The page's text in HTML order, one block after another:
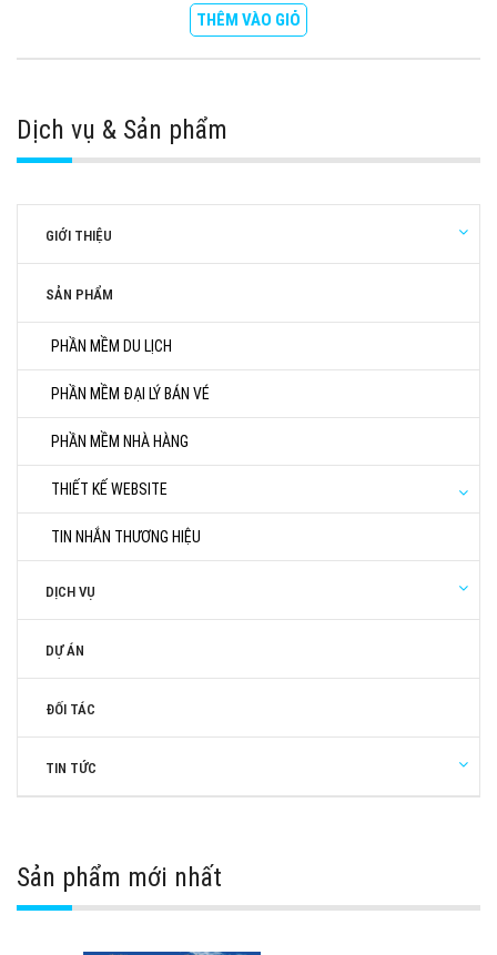
THÊM VÀO GIỎ
Dịch vụ & Sản phẩm
GIỚI THIỆU
SẢN PHẨM
PHẦN MỀM DU LỊCH
PHẦN MỀM ĐẠI LÝ BÁN VÉ
PHẦN MỀM NHÀ HÀNG
THIẾT KẾ WEBSITE
TIN NHẮN THƯƠNG HIỆU
DỊCH VỤ
DỰ ÁN
ĐỐI TÁC
TIN TỨC
Sản phẩm mới nhất